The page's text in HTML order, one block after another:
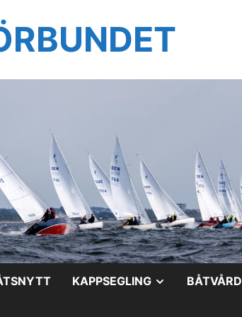
KAPPSEGLING VISABÅTVÅRD